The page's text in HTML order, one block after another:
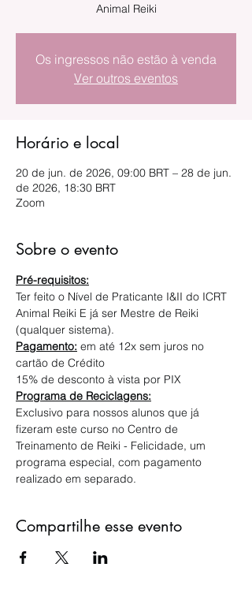
Animal Reiki
Os ingressos não estão à venda
Ver outros eventos
Horário e local
20 de jun. de 2026, 09:00 BRT – 28 de jun.
de 2026, 18:30 BRT
Zoom
Sobre o evento
Pré-requisitos:
Ter feito o Nível de Praticante I&II do ICRT
Animal Reiki E já ser Mestre de Reiki
(qualquer sistema).
Pagamento: em até 12x sem juros no
cartão de Crédito
15% de desconto à vista por PIX
Programa de Reciclagens:
Exclusivo para nossos alunos que já
fizeram este curso no Centro de
Treinamento de Reiki - Felicidade, um
programa especial, com pagamento
realizado em separado.
Compartilhe esse evento